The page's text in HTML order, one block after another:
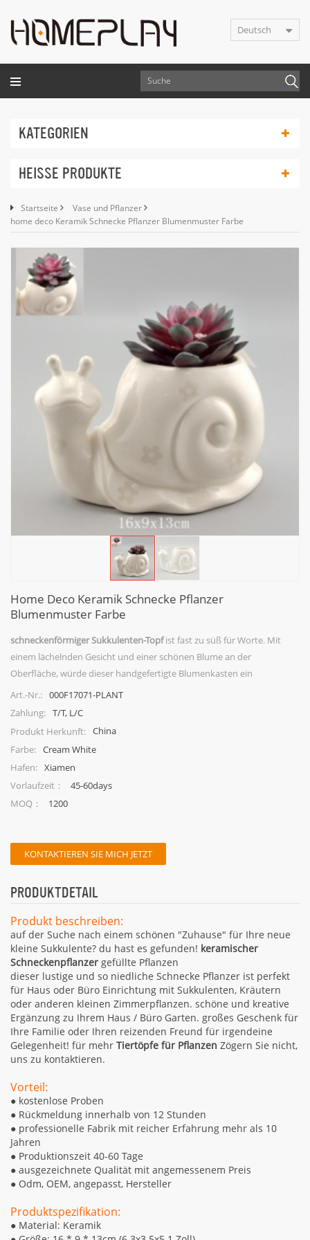
Deutsch
KATEGORIEN
HEISSE PRODUKTE
Startseite
Vase und Pflanzer
home deco Keramik Schnecke Pflanzer Blumenmuster Farbe
Home Deco Keramik Schnecke Pflanzer
Blumenmuster Farbe
schneckenförmiger Sukkulenten-Topfist fast zu süß für Worte. Mit
einem lächelnden Gesicht und einer schönen Blume an der
Oberfläche, würde dieser handgefertigte Blumenkasten ein
großartiger Bürobegleiter sein.
Art.-Nr.: 000F17071-PLANT
Zahlung: T/T, L/C
Produkt Herkunft: China
Farbe: Cream White
Hafen: Xiamen
Vorlaufzeit：
45-60days
MOQ：
1200
KONTAKTIEREN SIE MICH JETZT
PRODUKTDETAIL
Produkt beschreiben:
auf der Suche nach einem schönen "Zuhause" für Ihre neue
kleine Sukkulente? du hast es gefunden! keramischer
Schneckenpflanzer gefüllte Pflanzen
dieser lustige und so niedliche Schnecke Pflanzer ist perfekt
für Haus oder Büro Einrichtung mit Sukkulenten, Kräutern
oder anderen kleinen Zimmerpflanzen. schöne und kreative
Ergänzung zu Ihrem Haus / Büro Garten. großes Geschenk für
Ihre Familie oder Ihren reizenden Freund für irgendeine
Gelegenheit! für mehr Tiertöpfe für Pflanzen Zögern Sie nicht,
uns zu kontaktieren.
Vorteil:
● kostenlose Proben
● Rückmeldung innerhalb von 12 Stunden
● professionelle Fabrik mit reicher Erfahrung mehr als 10
Jahren
● Produktionszeit 40-60 Tage
● ausgezeichnete Qualität mit angemessenem Preis
● Odm, OEM, angepasst, Hersteller
Produktspezifikation:
● Material: Keramik